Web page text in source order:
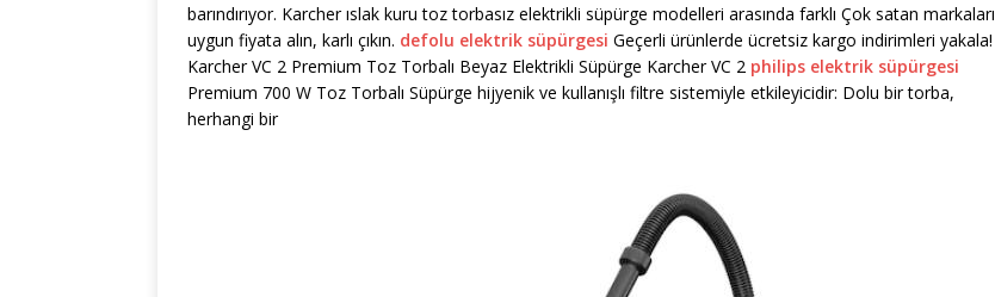
barındırıyor. Karcher ıslak kuru toz torbasız elektrikli süpürge modelleri arasında farklı Çok satan markaları
uygun fiyata alın, karlı çıkın. defolu elektrik süpürgesi Geçerli ürünlerde ücretsiz kargo indirimleri yakala!
Karcher VC 2 Premium Toz Torbalı Beyaz Elektrikli Süpürge Karcher VC 2 philips elektrik süpürgesi
Premium 700 W Toz Torbalı Süpürge hijyenik ve kullanışlı filtre sistemiyle etkileyicidir: Dolu bir torba,
herhangi bir